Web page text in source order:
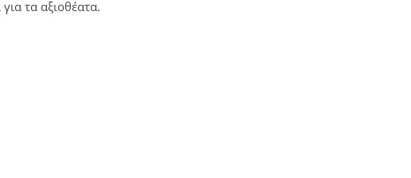
τα αξιοθέατα.